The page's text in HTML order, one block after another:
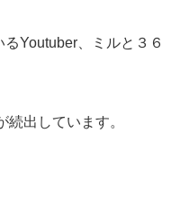
Youtuber、ミルと３６
出しています。